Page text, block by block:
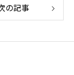
の記事